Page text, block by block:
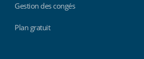
Gestion des congés
Plan gratuit